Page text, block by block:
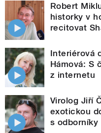
Robert
historky v
recitovat
Interiérová
Hámová: S
z internetu
Virolog Jiří
exotickou
s